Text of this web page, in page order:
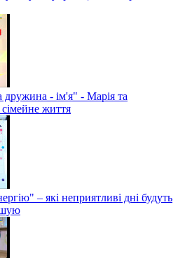
дружина - ім'я" - Марія та
життя
– які неприятливі дні будуть
шую